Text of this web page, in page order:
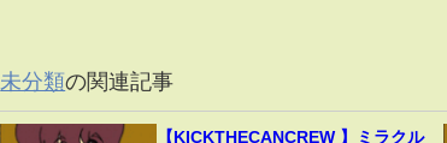
未分類の関連記事
【KICKTHECANCREW 】ミラクル